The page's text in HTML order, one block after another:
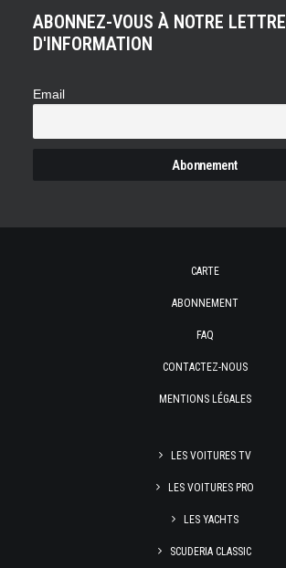
ABONNEZ-VOUS À NOTRE LETTRE
D'INFORMATION
Email
CARTE
ABONNEMENT
FAQ
CONTACTEZ-NOUS
MENTIONS LÉGALES
LES VOITURES TV
LES VOITURES PRO
LES YACHTS
SCUDERIA CLASSIC